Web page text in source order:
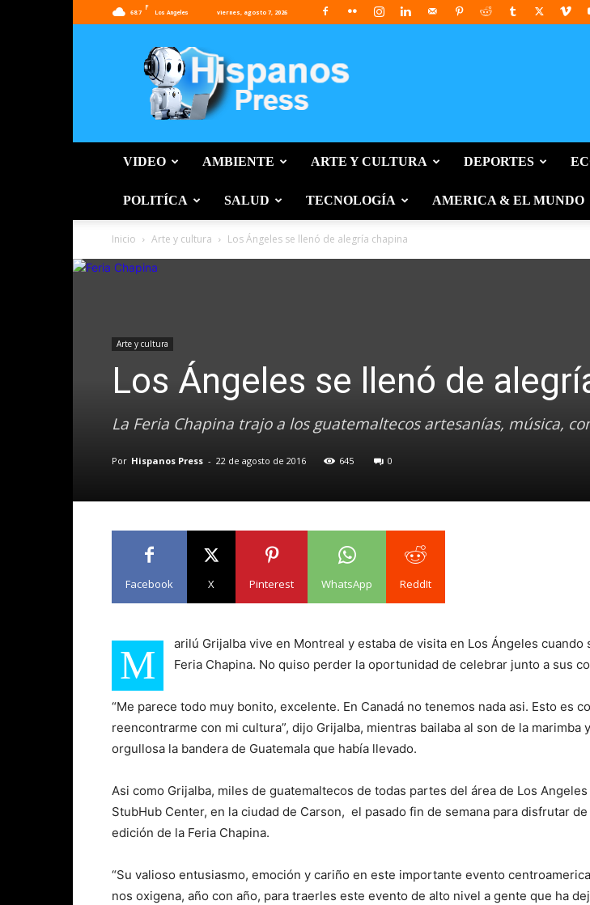
68.7
F
Los Angeles viernes, agosto 7, 2026
Press
VIDEO AMBIENTE ARTE Y CULTURA DEPORTES
POLITÍCA SALUD TECNOLOGÍA AMERICA & EL MUNDO
Inicio Arte y cultura Los Ángeles se llenó de alegría chapina
Arte y cultura
Los Ángeles se llenó de
La Feria Chapina trajo a los guatemaltecos artesanías, música,
Por Hispanos Press - 22 de agosto de 2016 645 0
Facebook X Pinterest WhatsApp ReddIt
M
arilú Grijalba vive en Montreal y estaba de visita en Los Ángeles cuando
Feria Chapina. No quiso perder la oportunidad de celebrar junto a sus
“Me parece todo muy bonito, excelente. En Canadá no tenemos nada asi. Esto es
reencontrarme con mi cultura”, dijo Grijalba, mientras bailaba al son de la marimba
orgullosa la bandera de Guatemala que había llevado.
Asi como Grijalba, miles de guatemaltecos de todas partes del área de Los
StubHub Center, en la ciudad de Carson, el pasado fin de semana para disfrutar de
edición de la Feria Chapina.
“Su valioso entusiasmo, emoción y cariño en este importante evento
nos oxigena, año con año, para traerles este evento de alto nivel a gente que ha